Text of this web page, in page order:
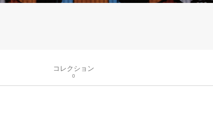
コレクション
0